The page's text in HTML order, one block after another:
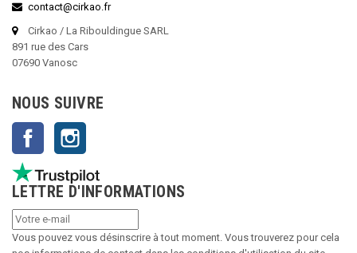
contact@cirkao.fr
Cirkao / La Ribouldingue SARL
891 rue des Cars
07690 Vanosc
NOUS SUIVRE
Facebook
LETTRE D'INFORMATIONS
Vous pouvez vous désinscrire à tout moment. Vous trouverez pour cela